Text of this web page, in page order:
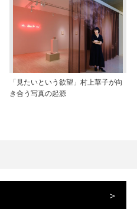
「見たいという欲望」村上華子が向
き合う写真の起源